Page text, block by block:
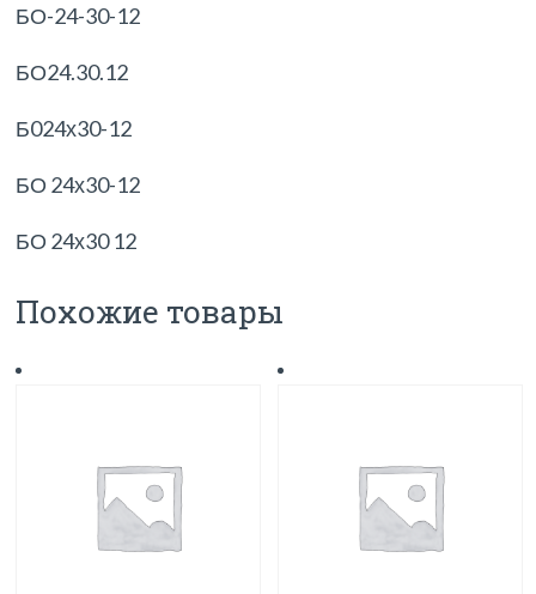
БО-24-30-12
БО24.30.12
Б024х30-12
БО 24х30-12
БО 24х30 12
Похожие товары